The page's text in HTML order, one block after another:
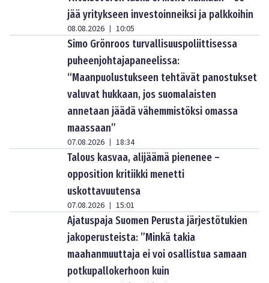
jää yritykseen investoinneiksi ja palkkoihin
08.08.2026 | 10:05
Simo Grönroos turvallisuuspoliittisessa
puheenjohtajapaneelissa:
“Maanpuolustukseen tehtävät panostukset
valuvat hukkaan, jos suomalaisten
annetaan jäädä vähemmistöksi omassa
maassaan”
07.08.2026 | 18:34
Talous kasvaa, alijäämä pienenee –
opposition kritiikki menetti
uskottavuutensa
07.08.2026 | 15:01
Ajatuspaja Suomen Perusta järjestötukien
jakoperusteista: ”Minkä takia
maahanmuuttaja ei voi osallistua samaan
potkupallokerhoon kuin